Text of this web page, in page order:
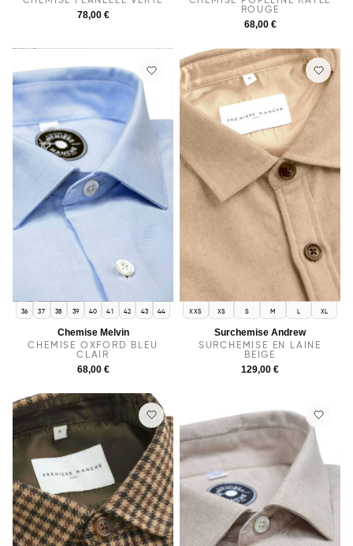
78,00 €
ROUGE
68,00 €
36 37 38 39 40 41 42 43 44
Chemise Melvin
CHEMISE OXFORD BLEU
CLAIR
68,00 €
XXS XS S M XL
Surchemise Andrew
SURCHEMISE EN LAINE
BEIGE
129,00 €